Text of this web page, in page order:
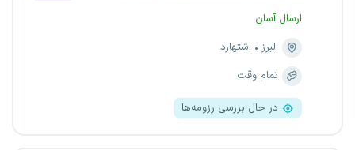
ارسال آسان
البرز
اشتهارد
تمام وقت
در حال بررسی رزومه‌ها